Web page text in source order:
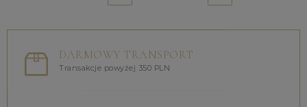
DARMOWY TRANSPORT
Transakcje powyżej 350 PLN